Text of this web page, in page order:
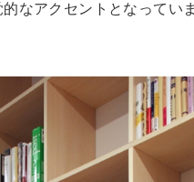
なアクセントとなってい